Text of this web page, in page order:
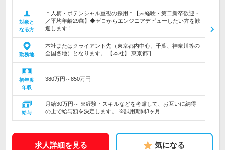
対象と
なる方
＊人柄・ポテンシャル重視の採用＊【未経験・第二新卒歓迎・
／平均年齢29歳】◆ゼロからエンジニアデビューしたい方を歓
迎します！
勤務地
本社またはクライアント先（東京都内中心、千葉、神奈川等の
全国各地）となります。 【本社】 東京都千…
初年度
年収
380万円～850万円
給与
月給30万円～ ※経験・スキルなどを考慮して、お互いに納得
の上で給与額を決定します。 ※試用期間3ヶ月…
求人詳細を見る 気になる